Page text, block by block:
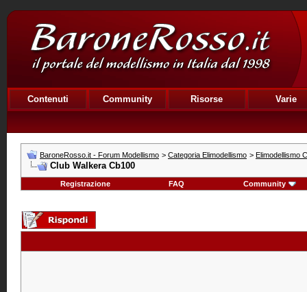
Contenuti Community Risorse Varie
BaroneRosso.it - Forum Modellismo > Categoria Elimodellismo > Elimodellismo
Club Walkera Cb100
Registrazione FAQ Community